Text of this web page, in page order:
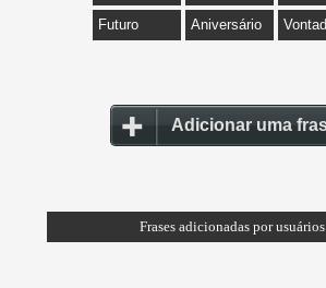
Futuro Aniversário
Adicionar uma
Frases adicionadas por usuários